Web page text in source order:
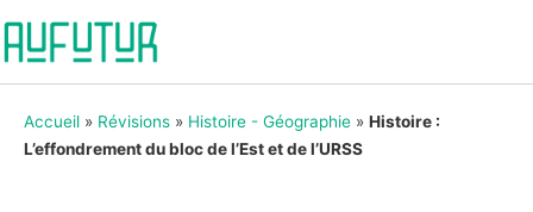
Accueil » Révisions » Histoire - Géographie » Histoire :
L’effondrement du bloc de l’Est et de l’URSS